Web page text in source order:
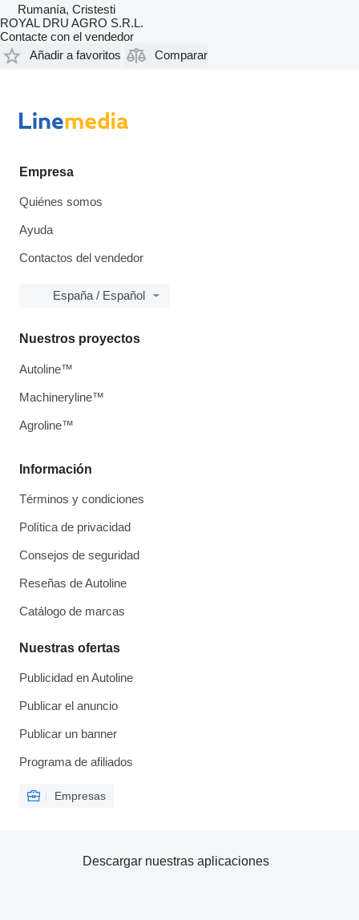
Rumanía, Cristesti
ROYAL DRU AGRO S.R.L.
Contacte con el vendedor
Añadir a favoritos
Comparar
Empresa
Quiénes somos
Ayuda
Contactos del vendedor
España / Español
Información
Términos y condiciones
Política de privacidad
Consejos de seguridad
Reseñas de Autoline
Catálogo de marcas
Nuestras ofertas
Publicidad en Autoline
Publicar el anuncio
Publicar un banner
Programa de afiliados
Empresas
Nuestros proyectos
Autoline™
Machineryline™
Agroline™
Descargar nuestras aplicaciones